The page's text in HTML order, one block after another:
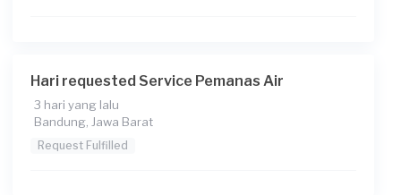
Hari requested Service Pemanas Air
3 hari yang lalu
Bandung, Jawa Barat
Request Fulfilled